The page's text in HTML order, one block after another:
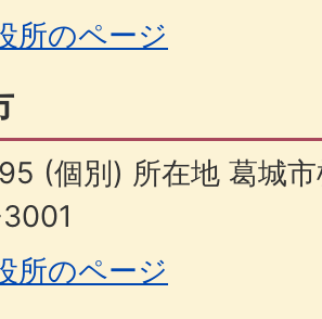
所のページ
(個別) 所在地 葛城
所のページ